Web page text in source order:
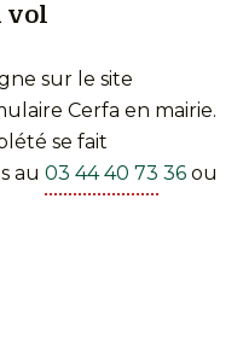
vol
sur le site
Cerfa en mairie.
se fait
au 03 44 40 73 36 ou